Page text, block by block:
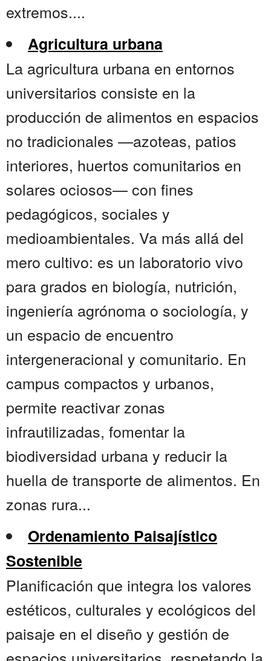
extremos....
Agricultura urbana
La agricultura urbana en entornos
universitarios consiste en la
producción de alimentos en espacios
no tradicionales —azoteas, patios
interiores, huertos comunitarios en
solares ociosos— con fines
pedagógicos, sociales y
medioambientales. Va más allá del
mero cultivo: es un laboratorio vivo
para grados en biología, nutrición,
ingeniería agrónoma o sociología, y
un espacio de encuentro
intergeneracional y comunitario. En
campus compactos y urbanos,
permite reactivar zonas
infrautilizadas, fomentar la
biodiversidad urbana y reducir la
huella de transporte de alimentos. En
zonas rura...
Ordenamiento Paisajístico
Sostenible
Planificación que integra los valores
estéticos, culturales y ecológicos del
paisaje en el diseño y gestión de